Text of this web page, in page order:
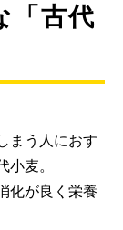
「古代
まう人におす
麦。
化が良く栄養